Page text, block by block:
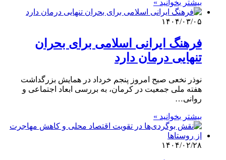
بیشتر بخوانید »
۱۴۰۴/۰۳/۰۵
فرهنگ ایرانی اسلامی برای بحران
تنهایی درمان دارد
نوذر نخعی صبح امروز پنجم خرداد در همایش بزرگداشت
هفته ملی جمعیت در کرمان، به بررسی ابعاد اجتماعی و
روانی…
بیشتر بخوانید »
۱۴۰۴/۰۲/۲۸